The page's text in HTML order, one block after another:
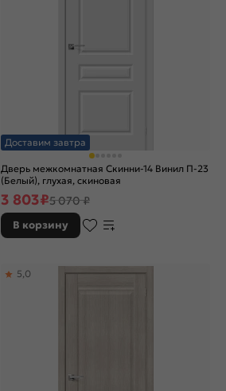
Доставим завтра
Дверь межкомнатная Скинни-14 Винил П-23
(Белый), глухая, скиновая
3 803₽5 070 ₽
В корзину
5,0